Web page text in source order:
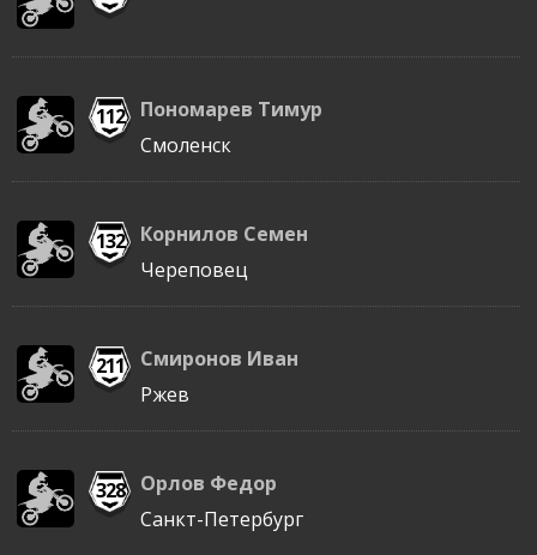
112
Пономарев Тимур
Смоленск
132
Корнилов Семен
Череповец
211
Смиронов Иван
Ржев
328
Орлов Федор
Санкт-Петербург